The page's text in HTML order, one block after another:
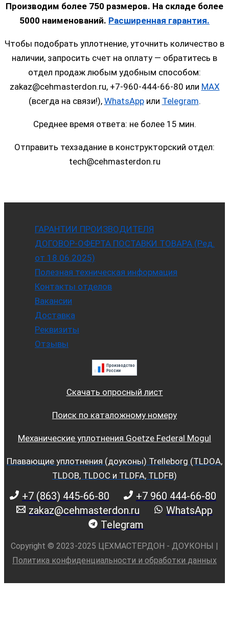
Производим более 750 размеров. На складе более
5000 наименований. Расширенная гарантия.
Чтобы подобрать уплотнение, уточнить количество в
наличии, запросить счет на оплату — обратитесь в
отдел продаж любым удобным способом:
zakaz@cehmasterdon.ru, +7-960-444-66-80 или MAX
(всегда на связи!), WhatsAppили Telegram.
Среднее время ответа: не более 15 мин.
Отправить техзадание в конструкторский отдел:
tech@cehmasterdon.ru
ГАРАНТИИ ПРОИЗВОДИТЕЛЯ
ДОГОВОР-ОФЕРТА ПОСТАВКИ ТОВАРА (Ред.
от 18.06.2025)
Полезная техническая информация
Контакты отделов
Вакансии
Доставка
Реквизиты
Отзывы
Скачать опросный лист
Поиск по каталожному номеру
Механические уплотнения Goetze Federal Mogul
Плавающие уплотнения (доуконы) Trelleborg (TLDOA,
TLDOB, TLDOC и TLDFA, TLDFB)
+7 (863) 445-66-80
+7 960 444-66-80
zakaz@cehmasterdon.ru
WhatsApp
Telegram
Copyright © 2023-2025 ЦЕХМАСТЕРДОН - ДОУКОНЫ |
Политика конфиденциальности и обработки данных